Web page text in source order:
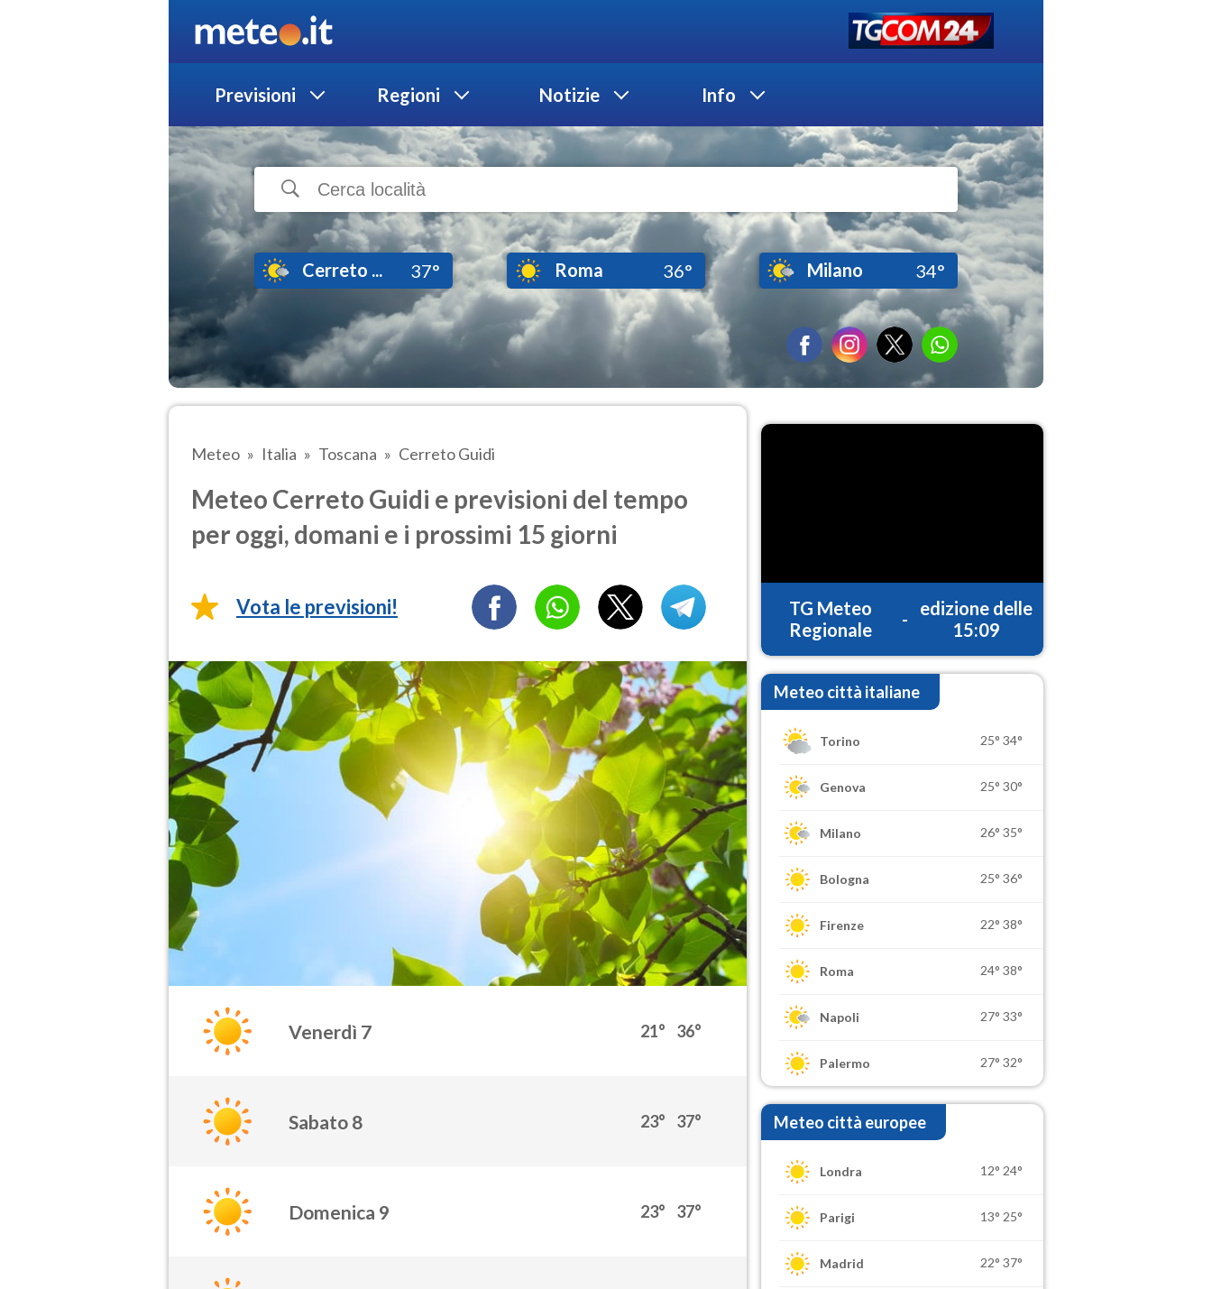
Previsioni Regioni Notizie Info
Cerreto ... 37° Roma 36° Milano 34°
Meteo Italia Toscana Cerreto Guidi
Meteo Cerreto Guidi e previsioni del tempo
per oggi, domani e i prossimi 15 giorni
Vota le previsioni!
Venerdì 7 21° 36°
Sabato 8 23° 37°
Domenica 9 23° 37°
TG Meteo
Regionale
-
edizione delle
15:09
Meteo città italiane
Torino 25° 34°
Genova 25° 30°
Milano 26° 35°
Bologna 25° 36°
Firenze 22° 38°
Roma 24° 38°
Napoli 27° 33°
Palermo 27° 32°
Meteo città europee
Londra 12° 24°
Parigi 13° 25°
Madrid 22° 37°